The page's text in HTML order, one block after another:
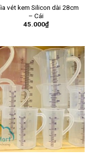
vét kem Silicon dài 28cm
– Cái
45.000₫